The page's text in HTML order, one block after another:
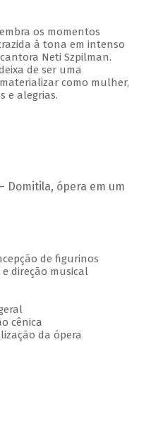
os momentos
à tona em intenso
Neti Szpilman.
de ser uma
como mulher,
e alegrias.
Domitila, ópera em um
de figurinos
direção musical
cênica
da ópera